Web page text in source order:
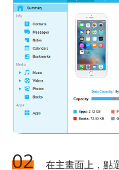
02 在主畫面上，點